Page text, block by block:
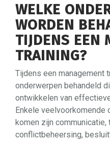
WELKE
WORDEN
TIJDENS EEN
TRAINING?
Tijdens een management
onderwerpen behandeld
ontwikkelen van
Enkele veelvoorkomende
komen zijn communicatie,
conflictbeheersing,